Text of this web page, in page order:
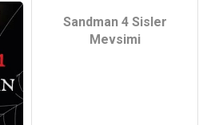
Sandman 4 Sisler
Mevsimi